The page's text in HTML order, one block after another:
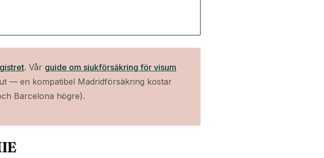
. Vår guide om sjukförsäkring för visum
— en kompatibel Madridförsäkring kostar
Barcelona högre).